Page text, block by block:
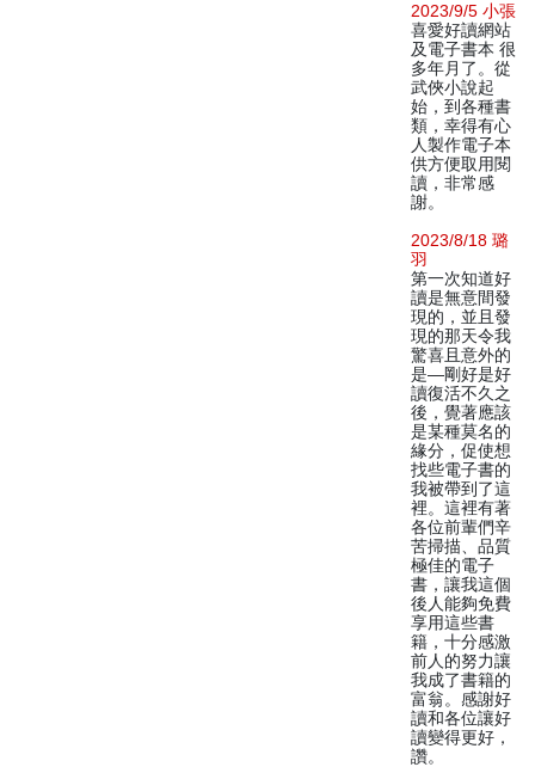
2023/9/5 小張
喜愛好讀網站
及電子書本 很
多年月了。從
武俠小說起
始，到各種書
類，幸得有心
人製作電子本
供方便取用閱
讀，非常感
謝。
2023/8/18 璐
羽
第一次知道好
讀是無意間發
現的，並且發
現的那天令我
驚喜且意外的
是—剛好是好
讀復活不久之
後，覺著應該
是某種莫名的
緣分，促使想
找些電子書的
我被帶到了這
裡。這裡有著
各位前輩們辛
苦掃描、品質
極佳的電子
書，讓我這個
後人能夠免費
享用這些書
籍，十分感激
前人的努力讓
我成了書籍的
富翁。感謝好
讀和各位讓好
讀變得更好，
讚。